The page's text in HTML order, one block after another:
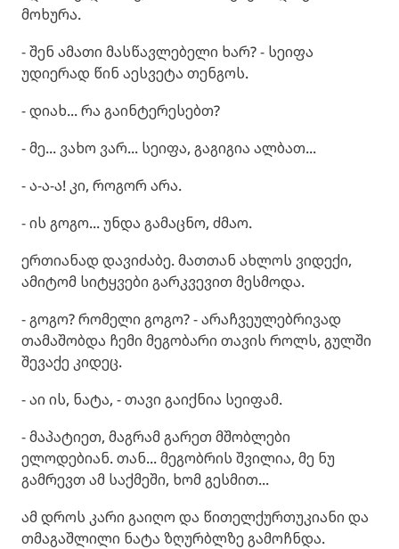
მოხურა.
- შენ ამათი მასწავლებელი ხარ? - სეიფა
უდიერად წინ აესვეტა თენგოს.
- დიახ... რა გაინტერესებთ?
- მე... ვახო ვარ... სეიფა, გაგიგია ალბათ...
- ა-ა-ა! კი, როგორ არა.
- ის გოგო... უნდა გამაცნო, ძმაო.
ერთიანად დავიძაბე. მათთან ახლოს ვიდექი,
ამიტომ სიტყვები გარკვევით მესმოდა.
- გოგო? რომელი გოგო? - არაჩვეულებრივად
თამაშობდა ჩემი მეგობარი თავის როლს, გულში
შევაქე კიდეც.
- აი ის, ნატა, - თავი გაიქნია სეიფამ.
- მაპატიეთ, მაგრამ გარეთ მშობლები
ელოდებიან. თან... მეგობრის შვილია, მე ნუ
გამრევთ ამ საქმეში, ხომ გესმით...
ამ დროს კარი გაიღო და წითელქურთუკიანი და
თმაგაშლილი ნატა ზღურბლზე გამოჩნდა.